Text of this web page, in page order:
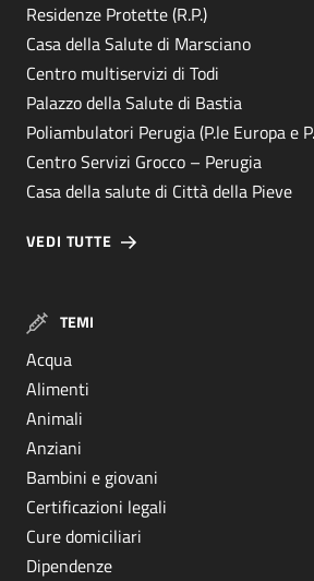
Residenze Protette (R.P.)
Casa della Salute di Marsciano
Centro multiservizi di Todi
Palazzo della Salute di Bastia
Poliambulatori Perugia (P.le Europa e
Centro Servizi Grocco – Perugia
Casa della salute di Città della Pieve
VEDI TUTTE
TEMI
Acqua
Alimenti
Animali
Anziani
Bambini e giovani
Certificazioni legali
Cure domiciliari
Dipendenze